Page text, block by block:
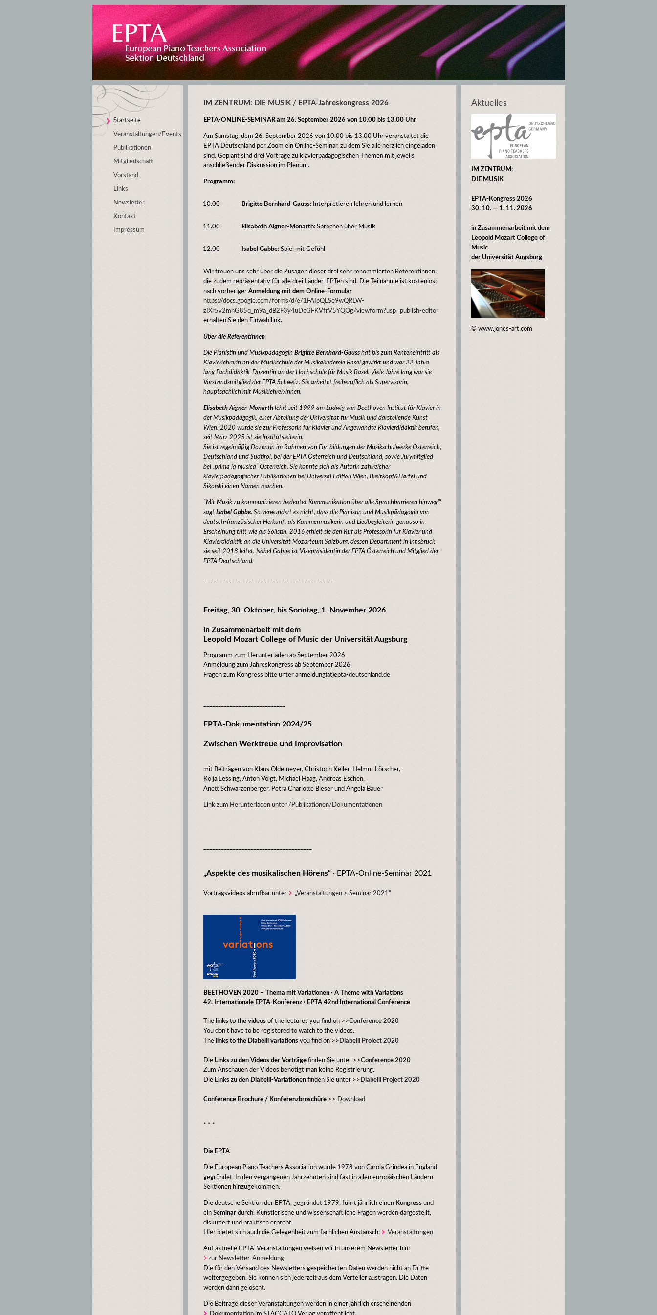
Startseite
Veranstaltungen/Events
Publikationen
Mitgliedschaft
Vorstand
Links
Newsletter
Kontakt
Impressum
IM ZENTRUM: DIE MUSIK / EPTA-Jahreskongress 2026
EPTA-ONLINE-SEMINAR am 26. September 2026 von 10.00 bis 13.00 Uhr
Am Samstag, dem 26. September 2026 von 10.00 bis 13.00 Uhr veranstaltet die
EPTA Deutschland per Zoom ein Online-Seminar, zu dem Sie alle herzlich eingeladen
sind. Geplant sind drei Vorträge zu klavierpädagogischen Themen mit jeweils
anschließender Diskussion im Plenum.
Programm:
10.00 Brigitte Bernhard-Gauss: Interpretieren lehren und lernen
11.00 Elisabeth Aigner-Monarth: Sprechen über Musik
12.00 Isabel Gabbe: Spiel mit Gefühl
Wir freuen uns sehr über die Zusagen dieser drei sehr renommierten Referentinnen,
die zudem repräsentativ für alle drei Länder-EPTen sind. Die Teilnahme ist kostenlos;
nach vorheriger Anmeldung mit dem Online-Formular
https://docs.google.com/forms/d/e/1FAIpQLSe9wQRLW-
zIXr5v2mhG85q_m9a_dB2F3y4uDcGFKVfrV5YQOg/viewform?usp=publish-editor
erhalten Sie den Einwahllink.
Über die Referentinnen
Die Pianistin und Musikpädagogin Brigitte Bernhard-Gausshat bis zum Renteneintritt als
Klavierlehrerin an der Musikschule der Musikakademie Basel gewirkt und war 22 Jahre
lang Fachdidaktik-Dozentin an der Hochschule für Musik Basel. Viele Jahre lang war sie
Vorstandsmitglied der EPTA Schweiz. Sie arbeitet freiberuflich als Supervisorin,
hauptsächlich mit Musiklehrer/innen.
Elisabeth Aigner-Monarthlehrt seit 1999 am Ludwig van Beethoven Institut für Klavier in
der Musikpädagogik, einer Abteilung der Universität für Musik und darstellende Kunst
Wien. 2020 wurde sie zur Professorin für Klavier und Angewandte Klavierdidaktik berufen,
seit März 2025 ist sie Institutsleiterin.
Sie ist regelmäßig Dozentin im Rahmen von Fortbildungen der Musikschulwerke Österreich,
Deutschland und Südtirol, bei der EPTA Österreich und Deutschland, sowie Jurymitglied
bei „prima la musica“ Österreich. Sie konnte sich als Autorin zahlreicher
klavierpädagogischer Publikationen bei Universal Edition Wien, Breitkopf&Härtel und
Sikorski einen Namen machen.
"Mit Musik zu kommunizieren bedeutet Kommunikation über alle Sprachbarrieren hinweg!"
sagt Isabel Gabbe. So verwundert es nicht, dass die Pianistin und Musikpädagogin von
deutsch-französischer Herkunft als Kammermusikerin und Liedbegleiterin genauso in
Erscheinung tritt wie als Solistin. 2016 erhielt sie den Ruf als Professorin für Klavier und
Klavierdidaktik an die Universität Mozarteum Salzburg, dessen Department in Innsbruck
sie seit 2018 leitet. Isabel Gabbe ist Vizepräsidentin der EPTA Österreich und Mitglied der
EPTA Deutschland.
Freitag, 30. Oktober, bis Sonntag, 1. November 2026
in Zusammenarbeit mit dem
Leopold Mozart College of Music der Universität Augsburg
Programm zum Herunterladen ab September 2026
Anmeldung zum Jahreskongress ab September 2026
Fragen zum Kongress bitte unter anmeldung(at)epta-deutschland.de
EPTA-Dokumentation 2024/25
Zwischen Werktreue und Improvisation
mit Beiträgen von Klaus Oldemeyer, Christoph Keller, Helmut Lörscher,
Kolja Lessing, Anton Voigt, Michael Haag, Andreas Eschen,
Anett Schwarzenberger, Petra Charlotte Bleser und Angela Bauer
Link zum Herunterladen unter /Publikationen/Dokumentationen
„Aspekte des musikalischen Hörens“· EPTA-Online-Seminar 2021
Vortragsvideos abrufbar unter „Veranstaltungen > Seminar 2021“
BEETHOVEN 2020 – Thema mit Variationen · A Theme with Variations
42. Internationale EPTA-Konferenz · EPTA 42nd International Conference
The links to the videosof the lectures you find on >>Conference 2020
You don't have to be registered to watch to the videos.
The links to the Diabelli variationsyou find on >> Diabelli Project 2020
Die Links zu den Videos der Vorträgefinden Sie unter >>Conference 2020
Zum Anschauen der Videos benötigt man keine Registrierung.
Die Links zu den Diabelli-Variationenfinden Sie unter >> Diabelli Project 2020
Conference Brochure / Konferenzbroschüre>> Download
* * *
Die EPTA
Die European Piano Teachers Association wurde 1978 von Carola Grindea in England
gegründet. In den vergangenen Jahrzehnten sind fast in allen europäischen Ländern
Sektionen hinzugekommen.
Die deutsche Sektion der EPTA, gegründet 1979, führt jährlich einen Kongress und
ein Seminar durch. Künstlerische und wissenschaftliche Fragen werden dargestellt,
diskutiert und praktisch erprobt.
Hier bietet sich auch die Gelegenheit zum fachlichen Austausch:
Veranstaltungen
Auf aktuelle EPTA-Veranstaltungen weisen wir in unserem Newsletter hin:
zur Newsletter-Anmeldung
Die für den Versand des Newsletters gespeicherten Daten werden nicht an Dritte
weitergegeben. Sie können sich jederzeit aus dem Verteiler austragen. Die Daten
werden dann gelöscht.
Die Beiträge dieser Veranstaltungen werden in einer jährlich erscheinenden
Aktuelles
IM ZENTRUM:
DIE MUSIK
EPTA-Kongress 2026
30. 10. — 1. 11. 2026
in Zusammenarbeit mit dem
Leopold Mozart College of
Music
der Universität Augsburg
© www.jones-art.com